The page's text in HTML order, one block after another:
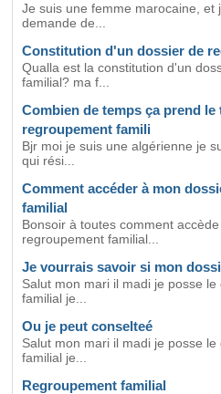
Je suis une femme marocaine, et
demande de...
Constitution d'un dossier de
Qualla est la constitution d'un
familial? ma f...
Combien de temps ça prend
regroupement famili
Bjr moi je suis une algérienne je
qui rési...
Comment accéder à mon
familial
Bonsoir à toutes comment
regroupement familial...
Je vourrais savoir si mon
Salut mon mari il madi je posse
familial je...
Ou je peut conselteé
Salut mon mari il madi je posse
familial je...
Regroupement familial